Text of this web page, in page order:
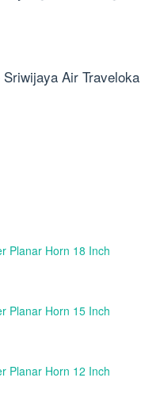
Air Traveloka
Planar Horn 18 Inch
Planar Horn 15 Inch
Planar Horn 12 Inch